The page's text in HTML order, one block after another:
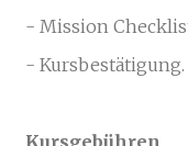
- Mission
- Kursbestätigung.
Kursgebühren